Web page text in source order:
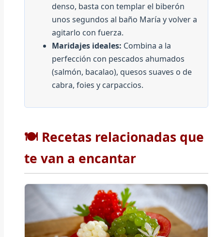
denso, basta con templar el biberón
unos segundos al baño María y volver a
agitarlo con fuerza.
Maridajes ideales: Combina a la
perfección con pescados ahumados
(salmón, bacalao), quesos suaves o de
cabra, foies y carpaccios.
🍽️ Recetas relacionadas que
te van a encantar